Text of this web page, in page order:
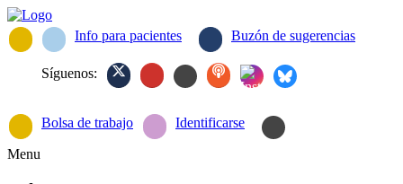
Info para pacientes Buzón de sugerencias
Síguenos:
Bolsa de trabajo Identificarse
Menu